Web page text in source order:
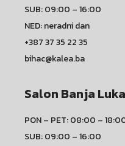
SUB: 09:00 – 16:00
NED: neradni dan
+387 37 35 22 35
bihac@kalea.ba
Salon Banja Luka
PON – PET: 08:00 –
SUB: 09:00 – 16:00